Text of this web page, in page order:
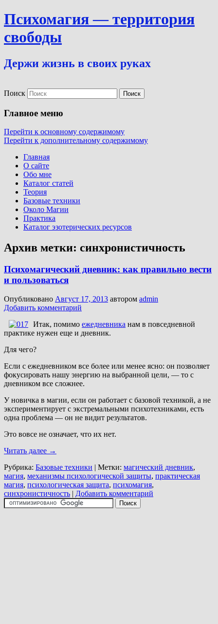
Психомагия — территория
свободы
Держи жизнь в своих руках
Поиск
Главное меню
Перейти к основному содержимому
Перейти к дополнительному содержимому
Главная
О сайте
Обо мне
Каталог статей
Теория
Базовые техники
Около Магии
Практика
Каталог эзотерических ресурсов
Архив метки: синхронистичность
Психомагический дневник: как правильно вести
и пользоваться
Опубликовано Август 17, 2013 автором admin
Добавить комментарий
Итак, помимо ежедневника нам в повседневной
практике нужен еще и дневник.
Для чего?
Если с ежедневником все более или менее ясно: он позволяет
фокусировать нашу энергию на выбранной цели, — то с
дневником все сложнее.
У новичка в магии, если он работает с базовой техникой, а не
экспериментирует с экстремальными психотехниками, есть
одна проблема — он не видит результатов.
Это вовсе не означает, что их нет.
Читать далее →
Рубрика: Базовые техники | Метки: магический дневник,
магия, механизмы психологической защиты, практическая
магия, психологическая защита, психомагия,
синхронистичность | Добавить комментарий